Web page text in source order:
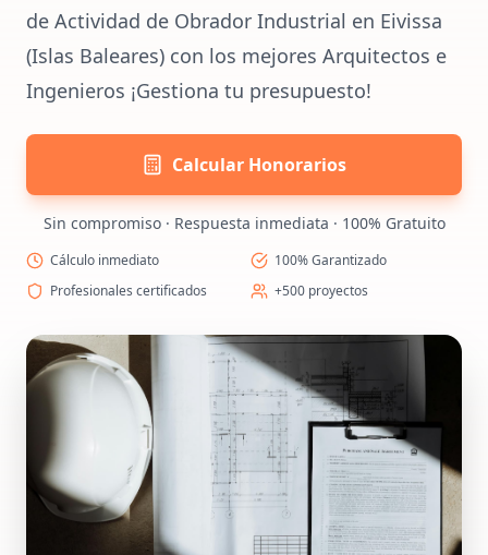
de Actividad de Obrador Industrial en Eivissa
(Islas Baleares) con los mejores Arquitectos e
Ingenieros ¡Gestiona tu presupuesto!
Calcular Honorarios
Sin compromiso · Respuesta inmediata · 100% Gratuito
Cálculo inmediato
100% Garantizado
Profesionales certificados
+500 proyectos